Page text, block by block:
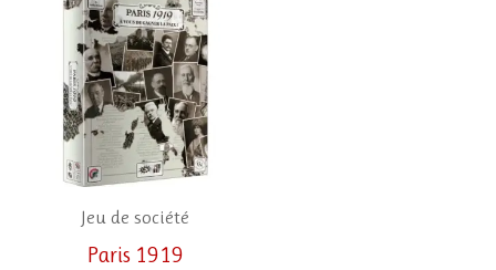
Jeu de société
Paris 1919